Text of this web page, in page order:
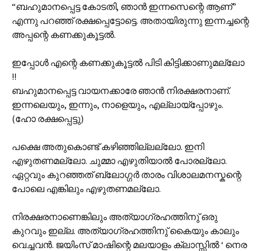
“ബഹുമാനപ്പെട്ട കോടതി, ഞാന്‍ ഇന്നസെന്റെ ആണ്”
എന്നു പറഞ്ഞ് രക്ഷപ്പെട്ടോട്ടെ. അതായിരുന്നു ഇന്നച്ചന്റെ
അപ്പന്റെ കണക്കുകൂട്ടല്‍.
ഇപ്പോള്‍ എന്റെ കണക്കുകൂട്ടല്‍ പിടി കിട്ടിക്കാണുമല്ലോ
!!
ബഹുമാനപ്പെട്ട വായനക്കാരേ ഞാന്‍ നിരക്ഷരനാണ്.
ഇന്നലെയും, ഇന്നും, നാളെയും, എല്ലായ്പ്പോഴും.
(ഹോ രക്ഷപ്പെട്ടു)
പക്ഷെ അതുകൊണ്ട് കഴിഞ്ഞില്ലല്ലോ. ഇനി
എഴുതണമല്ലോ. ചുമ്മാ എഴുതിയാല്‍ പോരല്ലോ.
ഏറ്റവും കുറഞ്ഞത് ബ്ലോഗ്ഗര്‍ താരം വിശാലമനസ്കന്റെ
പോലെ എങ്കിലും എഴുതണമല്ലോ.
നിരക്ഷരനാണെങ്കിലും അത്യാഗ്രഹത്തിനു്‌ ഒരു
കുറവും ഇല്ല. അത്യാഗ്രഹത്തിനു്‌ കൈയും കാലും
വെച്ചവന്‍. ജയിംസ് മാഷിന്റെ മലയാളം ക്ലാസ്സില്‍ ‘ നെര